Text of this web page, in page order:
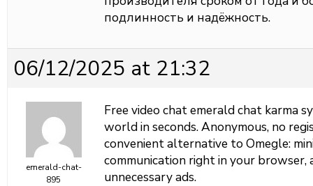
подлинность и надёжность.
06/12/2025 at 21:32
emerald-chat-
895
Free video chatemerald chat karma
world in seconds. Anonymous, no
convenient alternative to Omegle:
communication right in your
unnecessary ads.